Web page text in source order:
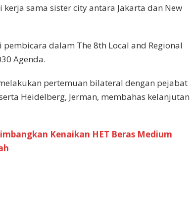
sama sister city antara Jakarta dan New
dalam The 8th Local and Regional
Agenda.
pertemuan bilateral dengan pejabat
Heidelberg, Jerman, membahas kelanjutan
Kenaikan HET Beras Medium